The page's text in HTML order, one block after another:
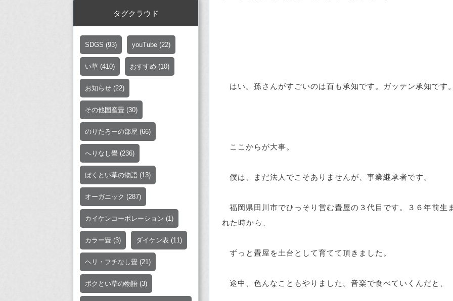
はい。孫さんがすごいのは百も承知です。ガッテン承知です
ここからが大事。
僕は、まだ法人でこそありませんが、事業継承者です。
福岡県田川市でひっそり営む畳屋の３代目です。３６年前生
れた時から、
ずっと畳屋を土台として育てて頂きました。
途中、色んなこともやりました。音楽で食べていくんだと、
タグクラウド
SDGS (93) youTube (22)
い草 (410) おすすめ (10)
お知らせ (22)
その他国産畳 (30)
のりたろーの部屋 (66)
へりなし畳 (236)
ぼくとい草の物語 (13)
オーガニック (287)
カイケンコーポレーション (1)
カラー畳 (3) ダイケン表 (11)
ヘリ・フチなし畳 (21)
ボクとい草の物語 (3)